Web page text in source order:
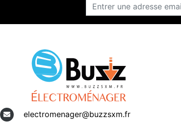
electromenager@buzzsxm.fr